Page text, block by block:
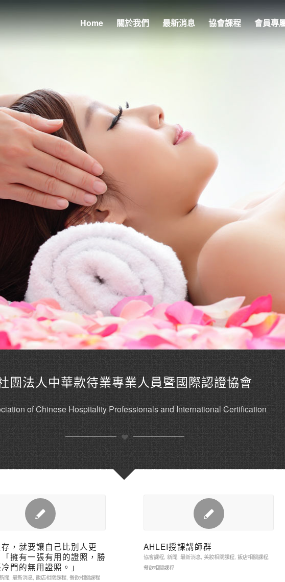
Home 關於我們 最新消息 協會課程 會員專
團法人中華款待業專業人員暨國際認證協會
of Chinese Hospitality Professionals and International Certification
存，就要讓自己比別人更
擁有一張有用的證照，勝
門的無用證照。」
聞, 最新消息, 飯店相關課程, 餐飲相關課程
AHLEI授課講師群
協會課程,新聞,最新消息,美妝相關課程,飯店相關課程,
餐飲相關課程